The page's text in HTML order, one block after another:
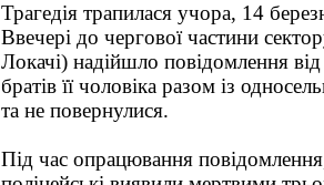
Трагедія трапилася учора, 14
Ввечері до чергової частини
Локачі) надійшло повідомлення
братів її чоловіка разом із
та не повернулися.
Під час опрацювання